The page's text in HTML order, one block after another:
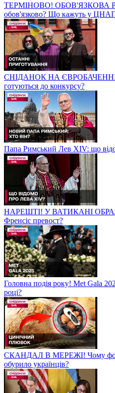
ТЕРМІНОВО! ОБОВ'ЯЗКОВА
обов'язково? Що кажуть у
СНІДАНОК НА ЄВРОБАЧЕННІ!
готуються до конкурсу?
Папа Римський Лев XIV: що
НАРЕШТІ! У ВАТИКАНІ
Френсіс превост?
Головна подія року! Met Gala
році?
СКАНДАЛ В МЕРЕЖІ! Чому фото
обурило українців?